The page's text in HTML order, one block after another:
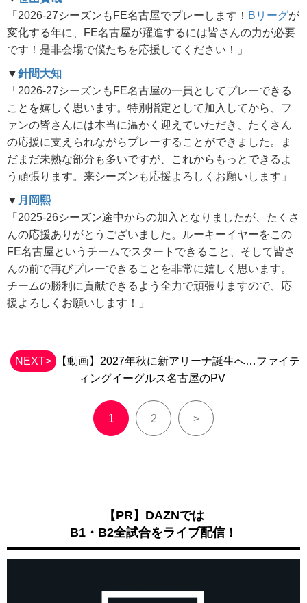
「2026-27シーズンもFE名古屋でプレーします！ Bリーグが
変化する年に、FE名古屋が躍進するには皆さんの力が必要
です！是非会場で僕たちを応援してください！」
▼針間大知
「2026-27シーズンもFE名古屋の一員としてプレーできる
ことを嬉しく思います。特別指定として加入してから、フ
ァンの皆さんには本当に温かく迎えていただき、たくさん
の応援に支えられながらプレーすることができました。ま
だまだ未熟な部分も多いですが、これからもっとできるよ
う頑張ります。来シーズンも応援よろしくお願いします」
▼ 月岡熙
「2025-26シーズン途中からの加入となりましたが、たくさ
んの応援ありがとうございました。ルーキーイヤーをこの
FE名古屋というチームでスタートできること、そして皆さ
んの前で再びプレーできることを非常に嬉しく思います。
チームの勝利に貢献できるよう全力で頑張りますので、応
援よろしくお願いします！」
NEXT>
【動画】2027年秋に新アリーナ誕生へ…ファイテ
ィングイーグルス名古屋のPV
1 2 >
【PR】DAZNでは
B1・B2全試合をライブ配信！